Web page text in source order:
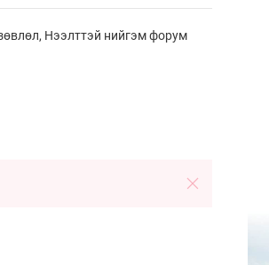
Нээлттэй нийгэм форум